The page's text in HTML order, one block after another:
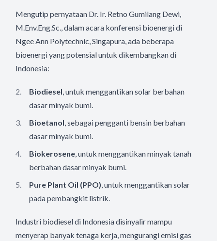
Mengutip pernyataan Dr. Ir. Retno Gumilang Dewi,
M.Env.Eng.Sc., dalam acara konferensi bioenergi di
Ngee Ann Polytechnic, Singapura, ada beberapa
bioenergi yang potensial untuk dikembangkan di
Indonesia:
Biodiesel, untuk menggantikan solar berbahan
dasar minyak bumi.
Bioetanol, sebagai pengganti bensin berbahan
dasar minyak bumi.
Biokerosene, untuk menggantikan minyak tanah
berbahan dasar minyak bumi.
Pure Plant Oil (PPO), untuk menggantikan solar
pada pembangkit listrik.
Industri biodiesel di Indonesia disinyalir mampu
menyerap banyak tenaga kerja, mengurangi emisi gas